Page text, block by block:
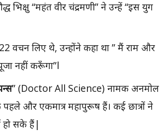
भिक्षु “महंत वीर चंद्रमणी” ने उन्हें “इस युग
वचन लिए थे, उन्होंने कहा था ” मैं राम और
नहीं करूँगा”l
” (Doctor All Science) नामक अनमोल
पहले और एकमात्र महापुरूष हैं। कई छात्रों ने
हो सके हैं|